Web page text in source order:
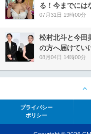
る！今までには
07月31日 19時00分
松村北斗と今田
の方へ届けてい
08月04日 14時00分
プライバシー
ポリシー